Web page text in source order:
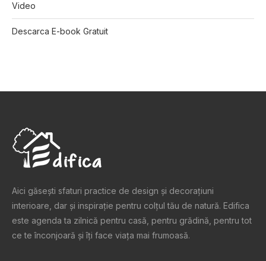
Video
Descarca E-book Gratuit
Aici găsești sfaturi practice de design şi decoraţiuni
interioare, dar și inspiraţie pentru colţul tău de natură. Edifica
este agenda ta zilnică pentru casă, pentru grădină, pentru tot
ce te înconjoară şi îţi face viaţa mai frumoasă.